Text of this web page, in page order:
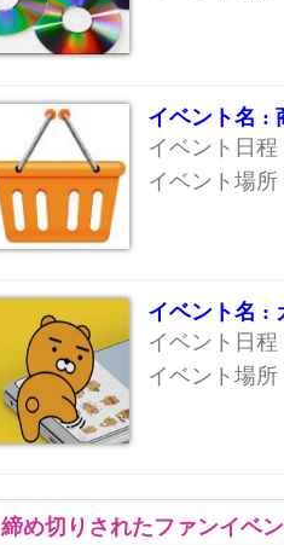
イベント名 :
イベント日程
イベント場
イベント名 :
イベント日程
イベント場所
締め切りされたファンイベ